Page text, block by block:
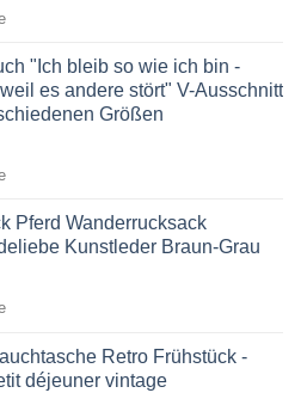
"Ich bleib so wie ich bin -
es andere stört" V-Ausschnitt
Größen
Pferd Wanderrucksack
Kunstleder Braun-Grau
Retro Frühstück -
déjeuner vintage